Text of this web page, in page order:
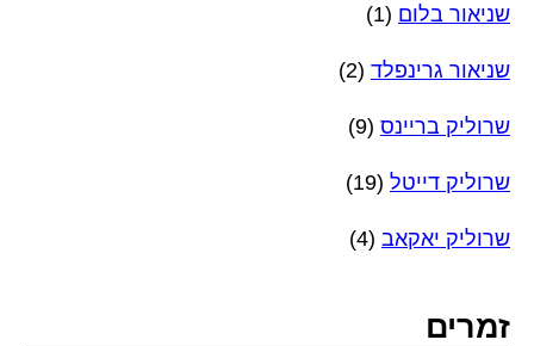
שניאור בלום (1)
שניאור גרינפלד (2)
שרוליק בריינס (9)
שרוליק דייטל (19)
שרוליק יאקאב (4)
זמרים